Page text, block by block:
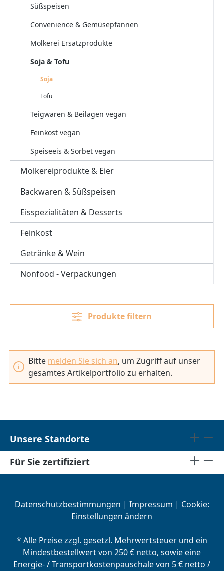
Süßspeisen
Convenience & Gemüsepfannen
Molkerei Ersatzprodukte
Soja & Tofu
Soja
Tofu
Teigwaren & Beilagen vegan
Feinkost vegan
Speiseeis & Sorbet vegan
Molkereiprodukte & Eier
Backwaren & Süßspeisen
Eisspezialitäten & Desserts
Feinkost
Getränke & Wein
Nonfood - Verpackungen
Produkte filtern
Bitte melden Sie sich an, um Zugriff auf unser
gesamtes Artikelportfolio zu erhalten.
Unsere Standorte
Für Sie zertifiziert
Datenschutzbestimmungen | Impressum | Cookie:
Einstellungen ändern
* Alle Preise zzgl. gesetzl. Mehrwertsteuer und ein
Mindestbestellwert von 250 € netto, sowie eine
Energie- / Transportkostenpauschale von 5 € netto /